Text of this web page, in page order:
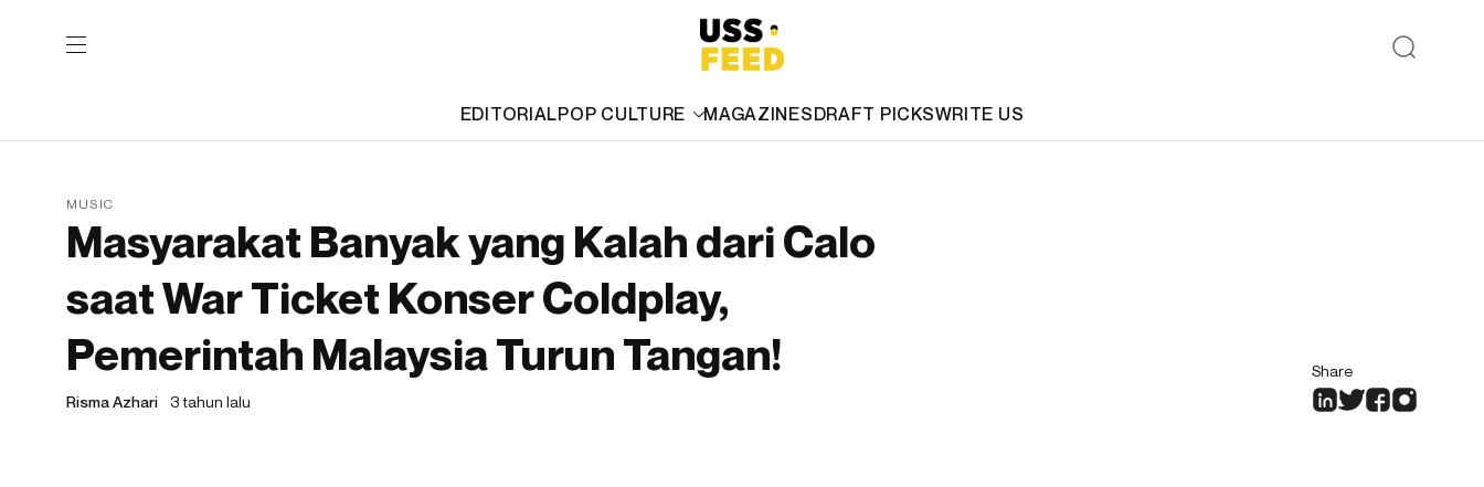
EDITORIALPOP CULTURE MAGAZINESDRAFT PICKSWRITE US
MUSIC
Masyarakat Banyak yang Kalah dari Calo
saat War Ticket Konser Coldplay,
Pemerintah Malaysia Turun Tangan!
Risma Azhari 3 tahun lalu
Share